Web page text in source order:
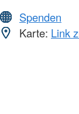
Spenden
Karte: Link